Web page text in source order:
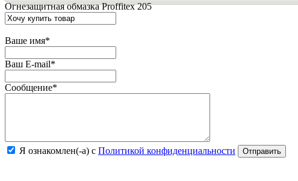
Огнезащитная обмазка Proffitex 205
Ваше имя*
Ваш E-mail*
Сообщение*
Я ознакомлен(-а) с Политикой конфиденциальности